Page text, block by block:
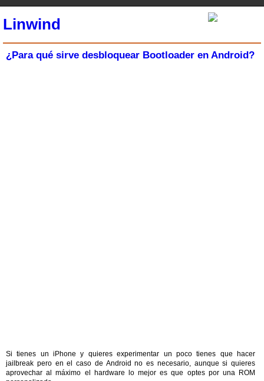
Linwind
¿Para qué sirve desbloquear Bootloader en Android?
Si tienes un iPhone y quieres experimentar un poco tienes que hacer
jailbreak pero en el caso de Android no es necesario, aunque si quieres
aprovechar al máximo el hardware lo mejor es que optes por una ROM